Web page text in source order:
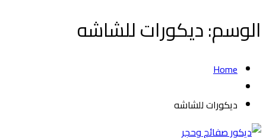
الوسم:ديكورات للشاشه
Home
ديكورات للشاشه